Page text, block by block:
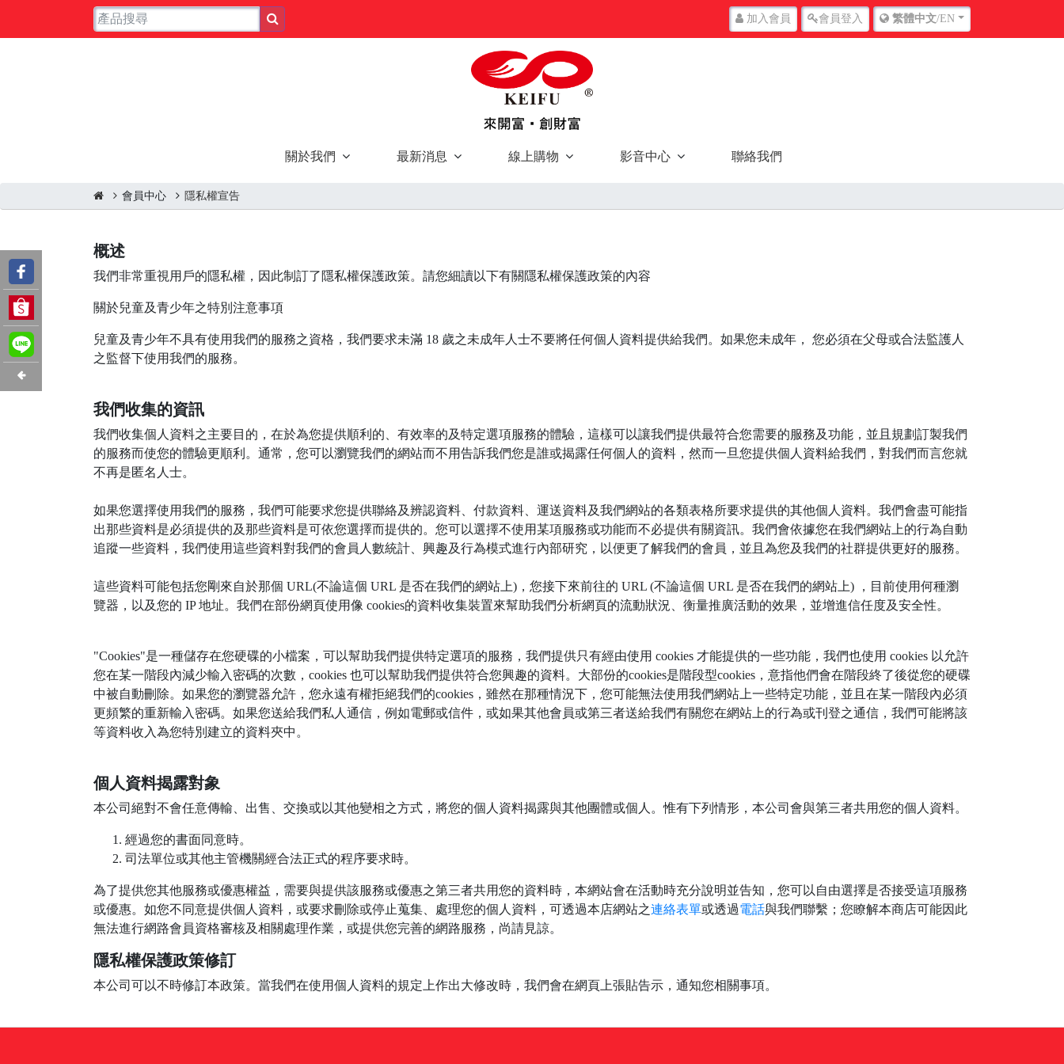
加入會員 會員登入 繁體中文/EN
關於我們 最新消息 線上購物 影音中心 聯絡我們
會員中心 隱私權宣告
概述
我們非常重視用戶的隱私權，因此制訂了隱私權保護政策。請您細讀以下有關隱私權保護政策的內容
關於兒童及青少年之特別注意事項
兒童及青少年不具有使用我們的服務之資格，我們要求未滿 18 歲之未成年人士不要將任何個人資料提供給我們。如果您未成年， 您必須在父母或合法監護人
之監督下使用我們的服務。
我們收集的資訊
我們收集個人資料之主要目的，在於為您提供順利的、有效率的及特定選項服務的體驗，這樣可以讓我們提供最符合您需要的服務及功能，並且規劃訂製我們
的服務而使您的體驗更順利。通常，您可以瀏覽我們的網站而不用告訴我們您是誰或揭露任何個人的資料，然而一旦您提供個人資料給我們，對我們而言您就
不再是匿名人士。
如果您選擇使用我們的服務，我們可能要求您提供聯絡及辨認資料、付款資料、運送資料及我們網站的各類表格所要求提供的其他個人資料。我們會盡可能指
出那些資料是必須提供的及那些資料是可依您選擇而提供的。您可以選擇不使用某項服務或功能而不必提供有關資訊。我們會依據您在我們網站上的行為自動
追蹤一些資料，我們使用這些資料對我們的會員人數統計、興趣及行為模式進行內部研究，以便更了解我們的會員，並且為您及我們的社群提供更好的服務。
這些資料可能包括您剛來自於那個 URL(不論這個 URL 是否在我們的網站上)，您接下來前往的 URL (不論這個 URL 是否在我們的網站上) ，目前使用何種瀏
覽器，以及您的 IP 地址。我們在部份網頁使用像 cookies的資料收集裝置來幫助我們分析網頁的流動狀況、衡量推廣活動的效果，並增進信任度及安全性。
"Cookies"是一種儲存在您硬碟的小檔案，可以幫助我們提供特定選項的服務，我們提供只有經由使用 cookies 才能提供的一些功能，我們也使用 cookies 以允許
您在某一階段內減少輸入密碼的次數，cookies 也可以幫助我們提供符合您興趣的資料。大部份的cookies是階段型cookies，意指他們會在階段終了後從您的硬碟
中被自動刪除。如果您的瀏覽器允許，您永遠有權拒絕我們的cookies，雖然在那種情況下，您可能無法使用我們網站上一些特定功能，並且在某一階段內必須
更頻繁的重新輸入密碼。如果您送給我們私人通信，例如電郵或信件，或如果其他會員或第三者送給我們有關您在網站上的行為或刊登之通信，我們可能將該
等資料收入為您特別建立的資料夾中。
個人資料揭露對象
本公司絕對不會任意傳輸、出售、交換或以其他變相之方式，將您的個人資料揭露與其他團體或個人。惟有下列情形，本公司會與第三者共用您的個人資料。
經過您的書面同意時。
司法單位或其他主管機關經合法正式的程序要求時。
為了提供您其他服務或優惠權益，需要與提供該服務或優惠之第三者共用您的資料時，本網站會在活動時充分說明並告知，您可以自由選擇是否接受這項服務
或優惠。如您不同意提供個人資料，或要求刪除或停止蒐集、處理您的個人資料，可透過本店網站之連絡表單或透過電話與我們聯繫；您瞭解本商店可能因此
無法進行網路會員資格審核及相關處理作業，或提供您完善的網路服務，尚請見諒。
隱私權保護政策修訂
本公司可以不時修訂本政策。當我們在使用個人資料的規定上作出大修改時，我們會在網頁上張貼告示，通知您相關事項。